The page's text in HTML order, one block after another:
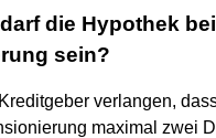
die Hypothek bei
sein?
verlangen,
maximal zwei